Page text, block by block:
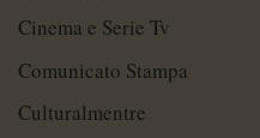
Cinema e Serie Tv
Comunicato Stampa
Culturalmentre